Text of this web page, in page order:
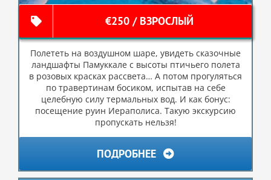
€250 / ВЗРОСЛЫЙ
Полететь на воздушном шаре, увидеть сказочные
ландшафты Памуккале с высоты птичьего полета
в розовых красках рассвета… А потом прогуляться
по травертинам босиком, испытав на себе
целебную силу термальных вод. И как бонус:
посещение руин Иераполиса. Такую экскурсию
пропускать нельзя!
ПОДРОБНЕЕ